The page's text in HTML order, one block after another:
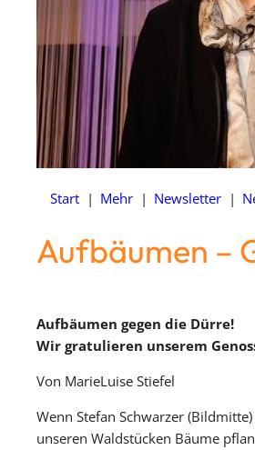
Start | Mehr | Newsletter |
Aufbäumen –
Aufbäumen gegen die Dürre!
Wir gratulieren unserem
Von MarieLuise Stiefel
Wenn Stefan Schwarzer
unseren Waldstücken Bäume